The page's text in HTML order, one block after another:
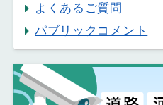
よくあるご質問
パブリックコメント